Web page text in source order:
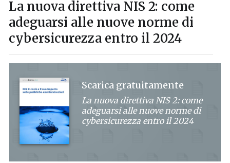
La nuova direttiva NIS 2: come
adeguarsi alle nuove norme di
cybersicurezza entro il 2024
Scarica gratuitamente
La nuova direttiva NIS 2: come
adeguarsi alle nuove norme di
cybersicurezza entro il 2024